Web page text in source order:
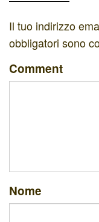
Il tuo indirizzo
obbligatori sono
Comment
Nome